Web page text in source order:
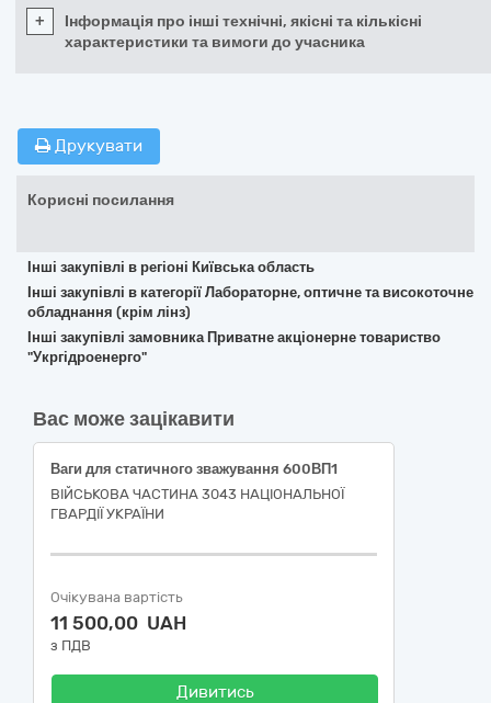
+
Інформація про інші технічні, якісні та кількісні
характеристики та вимоги до учасника
Друкувати
Корисні посилання
Інші закупівлі в регіоні Київська область
Інші закупівлі в категорії Лабораторне, оптичне та високоточне
обладнання (крім лінз)
Інші закупівлі замовника Приватне акціонерне товариство
"Укргідроенерго"
Вас може зацікавити
Ваги для статичного зважування 600ВП1
ВІЙСЬКОВА ЧАСТИНА 3043 НАЦІОНАЛЬНОЇ
ГВАРДІЇ УКРАЇНИ
Очікувана вартість
11 500,00 UAH
з ПДВ
Дивитись